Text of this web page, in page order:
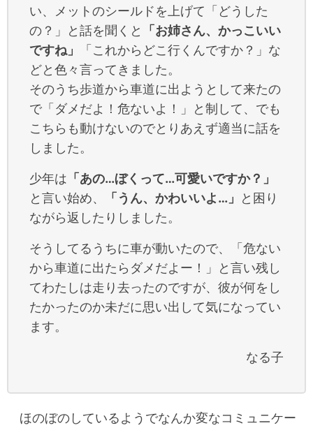
い、メットのシールドを上げて「どうした
の？」と話を聞くと
「お姉さん、かっこいい
ですね」
「これからどこ行くんですか？」な
どと色々言ってきました。
そのうち歩道から車道に出ようとして来たの
で「ダメだよ！危ないよ！」と制して、でも
こちらも動けないのでとりあえず適当に話を
しました。
少年は 「あの…ぼくって…可愛いですか？」
と言い始め、
「うん、かわいいよ…」
と困り
ながら返したりしました。
そうしてるうちに車が動いたので、「危ない
から車道に出たらダメだよー！」と言い残し
てわたしは走り去ったのですが、彼が何をし
たかったのか未だに思い出して気になってい
ます。
なる子
ほのぼのしているようでなんか変なコミュニケー